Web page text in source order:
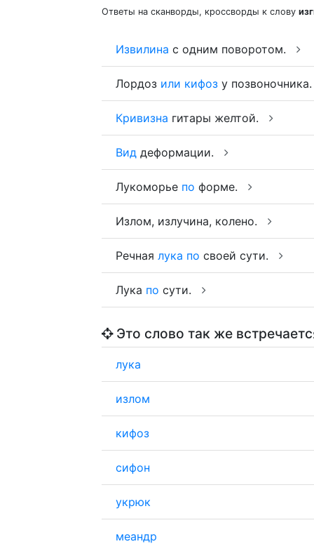
Ответы на сканворды, кроссворды к слову
Извилина с одним поворотом.
Лордоз или кифоз у
Кривизна гитары желтой.
Вид деформации.
Лукоморье по форме.
Излом, излучина, колено.
Речная лука по своей сути.
Лука по сути.
Это слово так же
лука
излом
кифоз
сифон
укрюк
меандр